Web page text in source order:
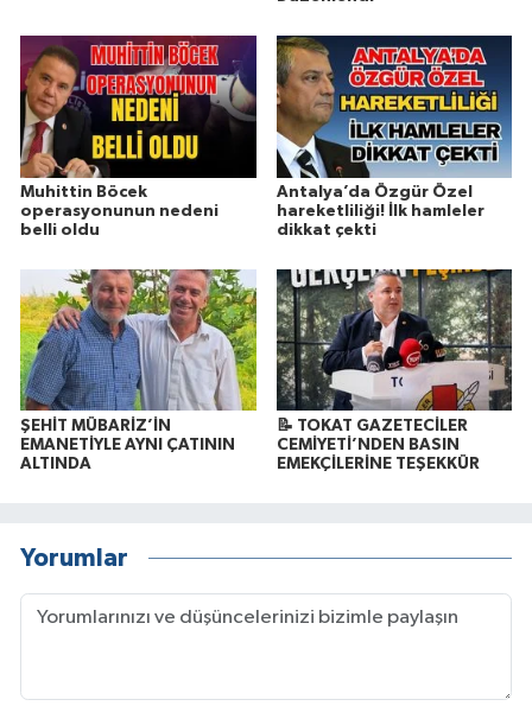
Muhittin Böcek
operasyonunun nedeni
belli oldu
Antalya’da Özgür Özel
hareketliliği! İlk hamleler
dikkat çekti
ŞEHİT MÜBARİZ’İN
EMANETİYLE AYNI ÇATININ
ALTINDA
📝 TOKAT GAZETECİLER
CEMİYETİ’NDEN BASIN
EMEKÇİLERİNE TEŞEKKÜR
Yorumlar